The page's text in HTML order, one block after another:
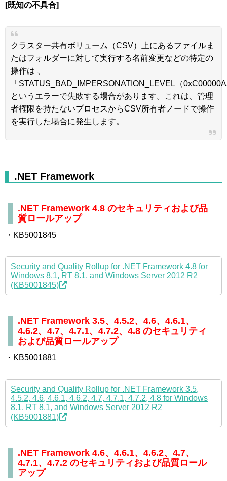
[既知の不具合]
クラスター共有ボリューム（CSV）上にあるファイルま
たはフォルダーに対して実行する名前変更などの特定の
操作は 、
「STATUS_BAD_IMPERSONATION_LEVEL（
というエラーで失敗する場合があります。これは、管理
者権限を持たないプロセスからCSV所有者ノードで操作
を実行した場合に発生します。
.NET Framework
.NET Framework 4.8 のセキュリティおよび品
質ロールアップ
・KB5001845
Security and Quality Rollup for .NET Framework 4.8 for
Windows 8.1, RT 8.1, and Windows Server 2012 R2
(KB5001845)
.NET Framework 3.5、4.5.2、4.6、4.6.1、
4.6.2、4.7、4.7.1、4.7.2、4.8 のセキュリティ
および品質ロールアップ
・KB5001881
Security and Quality Rollup for .NET Framework 3.5,
4.5.2, 4.6, 4.6.1, 4.6.2, 4.7, 4.7.1, 4.7.2, 4.8 for Windows
8.1, RT 8.1, and Windows Server 2012 R2
(KB5001881)
.NET Framework 4.6、4.6.1、4.6.2、4.7、
4.7.1、4.7.2 のセキュリティおよび品質ロール
アップ